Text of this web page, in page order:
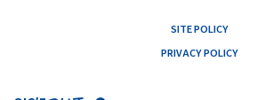
SITE POLICY
PRIVACY POLICY